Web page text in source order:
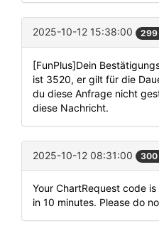
2025-10-12 15:38:00
[FunPlus]Dein
ist 3520, er gilt für die
du diese Anfrage nicht
diese Nachricht.
2025-10-12 08:31:00
Your ChartRequest code
in 10 minutes. Please do